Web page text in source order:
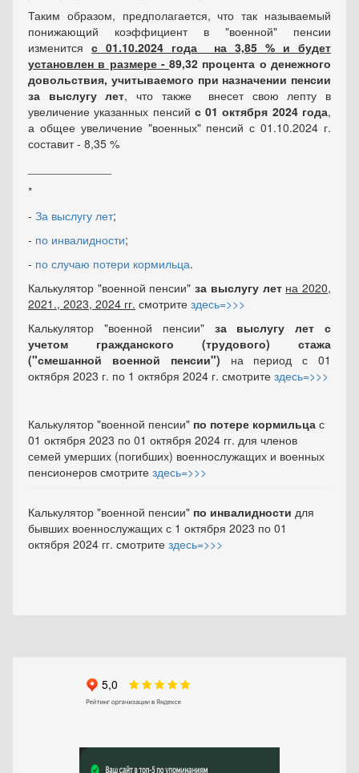
Таким образом, предполагается, что так называемый
понижающий коэффициент в "военной" пенсии
изменитсяс 01.10.2024 года на 3,85 % и будет
установлен в размере -89,32 процента о денежного
довольствия, учитываемого при назначении пенсии
за выслугу лет, что также внесет свою лепту в
увеличение указанных пенсий с 01 октября 2024 года,
а общее увеличение "военных" пенсий с 01.10.2024 г.
составит - 8,35 %
*
- За выслугу лет;
- по инвалидности;
- по случаю потери кормильца.
Калькулятор "военной пенсии"за выслугу лет на 2020,
2021., 2023, 2024 гг. смотрите здесь=>>>
Калькулятор "военной пенсии" за выслугу лет
с
учетом гражданского (трудового) стажа
("смешанной военной пенсии") на период с 01
октября 2023 г. по 1 октября 2024 г. смотрите здесь=>>>
Калькулятор "военной пенсии" по потере кормильца с
01 октября 2023 по 01 октября 2024 гг. для членов
семей умерших (погибших) военнослужащих и военных
пенсионеров смотрите здесь=>>>
Калькулятор "военной пенсии" по инвалидности для
бывших военнослужащих с 1 октября 2023 по 01
октября 2024 гг. смотрите здесь=>>>